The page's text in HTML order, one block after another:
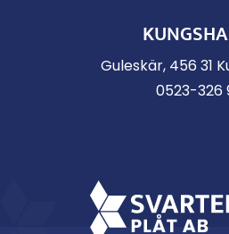
Guleskär, 456 31
0523-326